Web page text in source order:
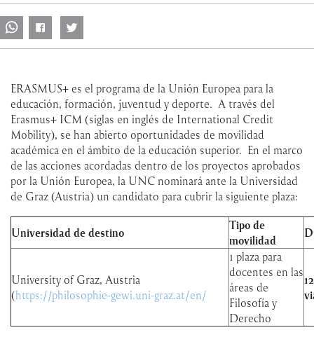
ERASMUS+ es el programa de la Unión Europea para la
educación, formación, juventud y deporte. A través del
Erasmus+ ICM (siglas en inglés de International Credit
Mobility), se han abierto oportunidades de movilidad
académica en el ámbito de la educación superior. En el marco
de las acciones acordadas dentro de los proyectos aprobados
por la Unión Europea, la UNC nominará ante la Universidad
de Graz (Austria) un candidato para cubrir la siguiente plaza:
Universidad de destino
Tipo de
movilidad
University of Graz, Austria
(https://philosophie-gewi.uni-graz.at/en/
1 plaza para
docentes en las
áreas de
Filosofía y
Derecho